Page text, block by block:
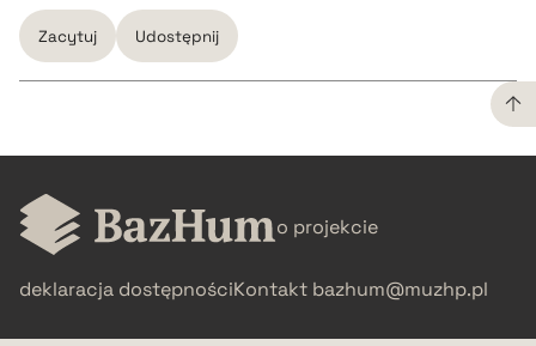
Zacytuj Udostępnij
CZYSTY TEKST
pobierz cytat
BIBTEX
o projekcie
deklaracja dostępnościKontakt bazhum@muzhp.pl